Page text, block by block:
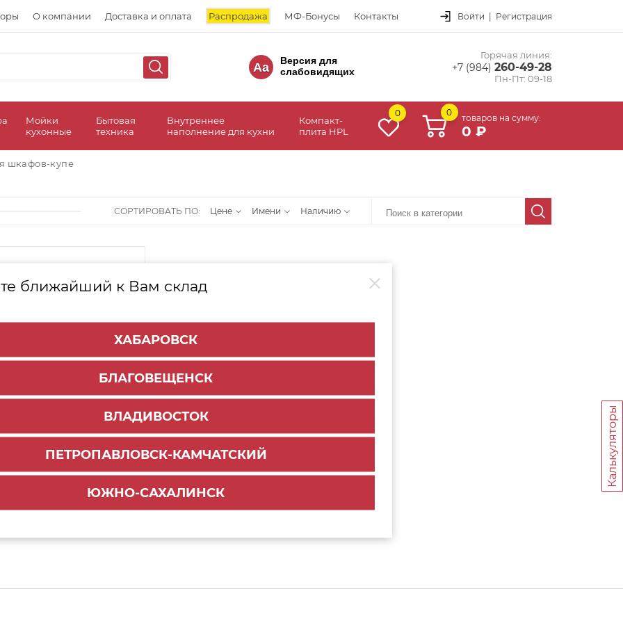
О компании Доставка и оплата Распродажа МФ-Бонусы Контакты Войти | Регистрация
Aa
Версия для
слабовидящих
Горячая линия:
+7 (984) 260-49-28
Пн-Пт: 09-18
Мойки
кухонные
Бытовая
техника
Внутреннее
наполнение для кухни
Компакт-
плита HPL
0 0
товаров на сумму:
0 ₽
ближайший к Вам склад
ХАБАРОВСК
БЛАГОВЕЩЕНСК
ВЛАДИВОСТОК
ПЕТРОПАВЛОВСК-КАМЧАТСКИЙ
ЮЖНО-САХАЛИНСК
шкафов-купе
СОРТИРОВАТЬ ПО: Цене Имени Наличию
алюминиевый 830-
max нагрузка до 15кг
₽ - +
ДОБАВИТЬ В КОРЗИНУ Калькуляторы